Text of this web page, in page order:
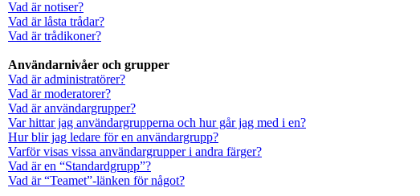
Vad är notiser?
Vad är låsta trådar?
Vad är trådikoner?
Användarnivåer och grupper
Vad är administratörer?
Vad är moderatorer?
Vad är användargrupper?
Var hittar jag användargrupperna och hur går jag med i en?
Hur blir jag ledare för en användargrupp?
Varför visas vissa användargrupper i andra färger?
Vad är en “Standardgrupp”?
Vad är “Teamet”-länken för något?